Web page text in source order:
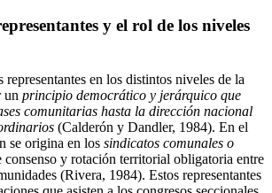
y el rol de los niveles
en los distintos niveles de la
un principio democrático y jerárquico que
comunitarias hasta la dirección nacional
(Calderón y Dandler, 1984). En el
se origina en los sindicatos comunales o
consenso y rotación territorial obligatoria entre
(Rivera, 1984). Estos representantes